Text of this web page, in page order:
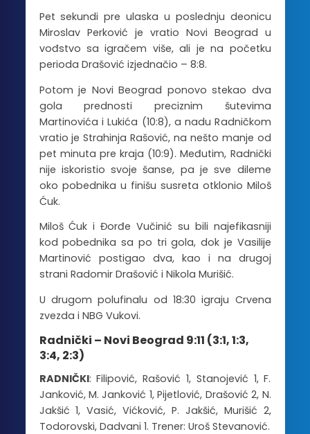
Pet sekundi pre ulaska u poslednju deonicu
Miroslav Perković je vratio Novi Beograd u
vođstvo sa igračem više, ali je na početku
perioda Drašović izjednačio – 8:8.
Potom je Novi Beograd ponovo stekao dva
gola prednosti preciznim šutevima
Martinovića i Lukića (10:8), a nadu Radničkom
vratio je Strahinja Rašović, na nešto manje od
pet minuta pre kraja (10:9). Međutim, Radnički
nije iskoristio svoje šanse, pa je sve dileme
oko pobednika u finišu susreta otklonio Miloš
Ćuk.
Miloš Ćuk i Đorđe Vučinić su bili najefikasniji
kod pobednika sa po tri gola, dok je Vasilije
Martinović postigao dva, kao i na drugoj
strani Radomir Drašović i Nikola Murišić.
U drugom polufinalu od 18:30 igraju Crvena
zvezda i NBG Vukovi.
Radnički – Novi Beograd 9:11 (3:1, 1:3,
3:4, 2:3)
RADNIČKI: Filipović, Rašović 1, Stanojević 1, F.
Janković, M. Janković 1, Pijetlović, Drašović 2, N.
Jakšić 1, Vasić, Vićković, P. Jakšić, Murišić 2,
Todorovski, Dadvani 1. Trener: Uroš Stevanović.